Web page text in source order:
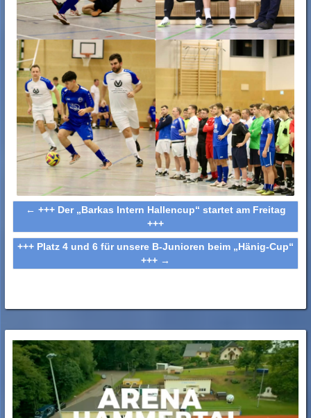
← +++ Der „Barkas Intern Hallencup“ startet am Freitag
+++
+++ Platz 4 und 6 für unsere B-Junioren beim „Hänig-Cup“
+++ →